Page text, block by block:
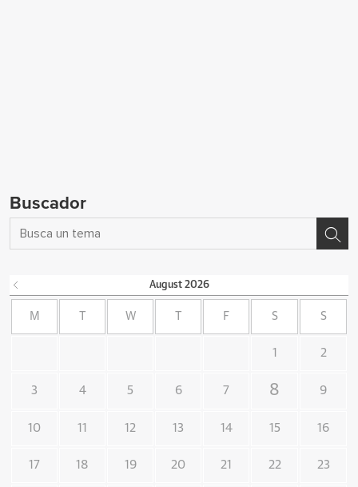
Buscador
August 2026
M W F S S
1 2
3 4 5 6 7 8 9
10 11 12 13 14 15 16
17 18 19 20 21 22 23